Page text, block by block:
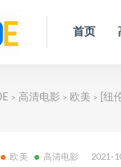
首页
> 高清电影 > 欧美 > [纽
欧美 高清电影 2021-